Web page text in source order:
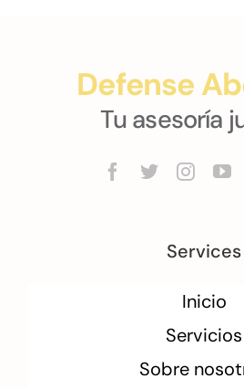
Defense
Tu asesoría
Services
Inicio
Servicios
Sobre